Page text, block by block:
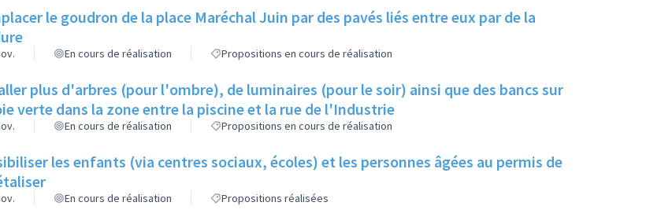
le goudron de la place Maréchal Juin par des pavés liés entre eux par de la
En cours de réalisation Propositions en cours de réalisation
plus d'arbres (pour l'ombre), de luminaires (pour le soir) ainsi que des bancs sur
verte dans la zone entre la piscine et la rue de l'Industrie
En cours de réalisation Propositions en cours de réalisation
les enfants (via centres sociaux, écoles) et les personnes âgées au permis de
En cours de réalisation Propositions réalisées